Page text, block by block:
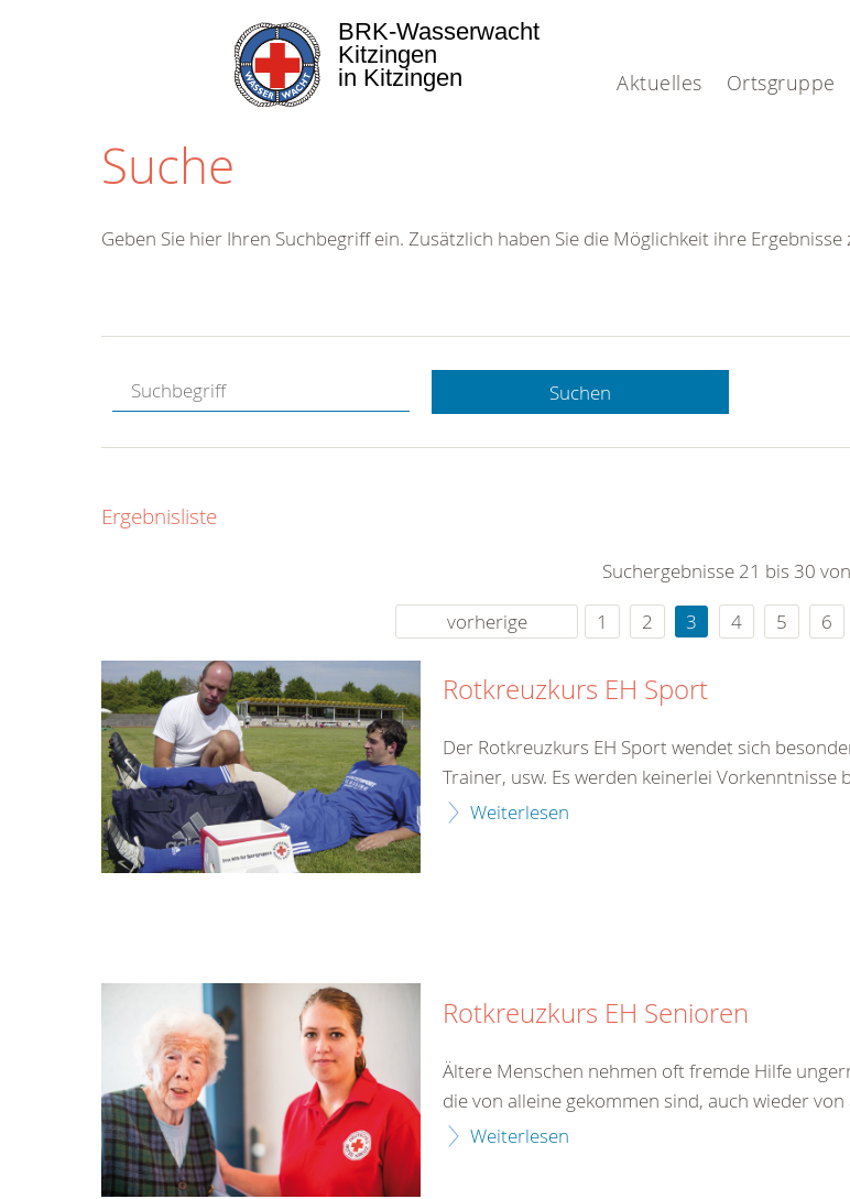
Aktuelles Ortsgruppe
BRK-Wasserwacht
Kitzingen
in Kitzingen
Suche
Hotline.
gerne.
rund um die Uhr
Geben Sie hier Ihren Suchbegriff ein. Zusätzlich haben Sie die Möglichkeit ihre Ergebnisse
Suchen
Ergebnisliste
Suchergebnisse 21 bis 30
vorherige
1 2 3 4 5 6
Rotkreuzkurs EH Sport
Der Rotkreuzkurs EH Sport wendet sich
Trainer, usw. Es werden keinerlei
Weiterlesen
Rotkreuzkurs EH Senioren
Ältere Menschen nehmen oft fremde Hilfe
die von alleine gekommen sind, auch wieder
Weiterlesen